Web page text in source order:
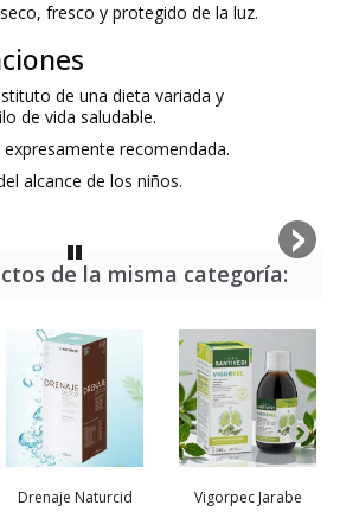
fresco y protegido de la luz.
de una dieta variada y
de vida saludable.
recomendada.
alcance de los niños.
de la misma categoría:
Drenaje Naturcid Vigorpec Jarabe